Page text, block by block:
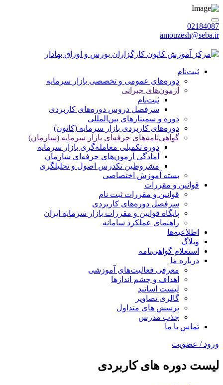
02184087
amouzesh@seba.ir
ثبت‌نام
دوره‌های عمومی و تخصصی بازار سرمایه
آزمون‌های جبرانی
ثبت‌نام
سرفصل دروس دوره‌های کاربردی
دوره‌ و سمینارهای بین‌المللی
دوره‌های کاربردی بازار سرمایه (کانون)
گواهی‌نامه‌های حرفه‌ای بازار سرمایه (سازمان)
دوره تکمیلی معامله‌گری بازار سرمایه
آمادگی آزمون‌های حرفه‌ای سازمان
مشروطین تکدرس اصول و تحلیلگری
بسته‌ آموزش اختصاصی
قوانین و مقررات
قوانین و مقررات ثبت نام
سرفصل دوره‌های کاربردی
پایگاه قوانین و مقررات بازار سرمایه ایران
راهنمای عملکرد سامانه
اطلاعیه‌ها
وبلاگ
استعلام گواهی‌نامه
درباره ما
معرفی فعالیت‌های آموزشی
اهداف و چشم اندازها
لیست اساتید
گالری تصاویر
پرسش های متداول
جذب مدرس
تماس با ما
ورود / عضویت
لیست دوره های کاربردی